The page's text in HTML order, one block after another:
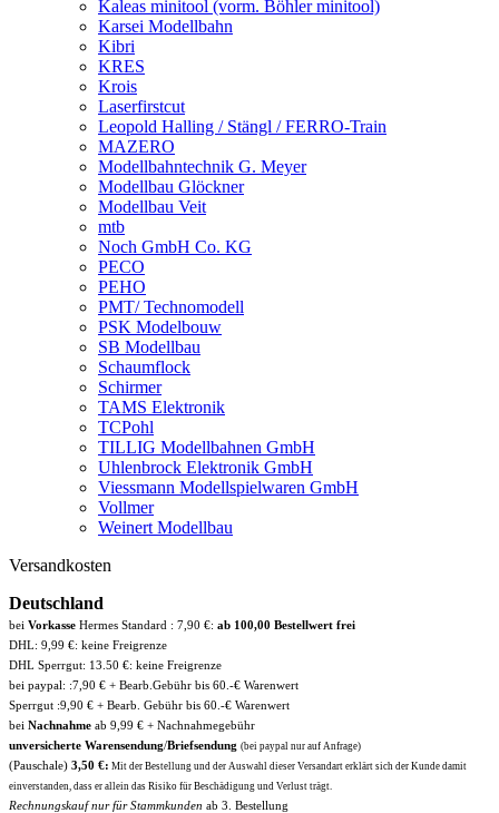
Kaleas minitool (vorm. Böhler minitool)
Karsei Modellbahn
Kibri
KRES
Krois
Laserfirstcut
Leopold Halling / Stängl / FERRO-Train
MAZERO
Modellbahntechnik G. Meyer
Modellbau Glöckner
Modellbau Veit
mtb
Noch GmbH Co. KG
PECO
PEHO
PMT/ Technomodell
PSK Modelbouw
SB Modellbau
Schaumflock
Schirmer
TAMS Elektronik
TCPohl
TILLIG Modellbahnen GmbH
Uhlenbrock Elektronik GmbH
Viessmann Modellspielwaren GmbH
Vollmer
Weinert Modellbau
Versandkosten
Deutschland
bei Vorkasse Hermes Standard : 7,90 €: ab 100,00 Bestellwert frei
DHL: 9,99 €: keine Freigrenze
DHL Sperrgut: 13.50 €: keine Freigrenze
bei paypal: :7,90 € + Bearb.Gebühr bis 60.-€ Warenwert
Sperrgut :9,90 € + Bearb. Gebühr bis 60.-€ Warenwert
bei Nachnahme ab 9,99 € + Nachnahmegebühr
unversicherte Warensendung/Briefsendung (bei paypal nur auf Anfrage)
(Pauschale) 3,50 €: Mit der Bestellung und der Auswahl dieser Versandart erklärt sich der Kunde damit
einverstanden, dass er allein das Risiko für Beschädigung und Verlust trägt.
Rechnungskauf nur für Stammkunden ab 3. Bestellung